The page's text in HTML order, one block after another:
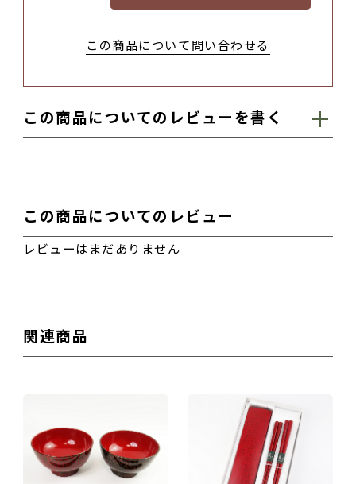
この商品について問い合わせる
この商品についてのレビューを書く
性別
おすすめ度
この商品についてのレビュー
レビューはまだありません
関連商品